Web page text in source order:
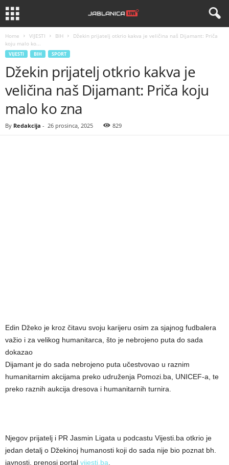
Home VIJESTI BIH
Džekin prijatelj otkrio kakva je veličina naš Dijamant: Priča
koju malo ko...
VIJESTI BIH SPORT
Džekin prijatelj otkrio kakva je
veličina naš Dijamant: Priča koju
malo ko zna
By Redakcija - 26 prosinca, 2025 829
Edin Džeko je kroz čitavu svoju karijeru osim za sjajnog fudbalera
važio i za velikog humanitarca, što je nebrojeno puta do sada
dokazao
Dijamant je do sada nebrojeno puta učestvovao u raznim
humanitarnim akcijama preko udruženja Pomozi.ba, UNICEF-a, te
preko raznih aukcija dresova i humanitarnih turnira.
Njegov prijatelj i PR Jasmin Ligata u podcastu Vijesti.ba otkrio je
jedan detalj o Džekinoj humanosti koji do sada nije bio poznat bh.
javnosti, prenosi portal vijesti.ba